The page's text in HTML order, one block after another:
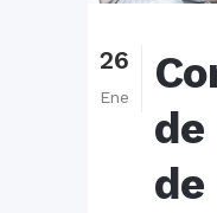
26
Ene
de